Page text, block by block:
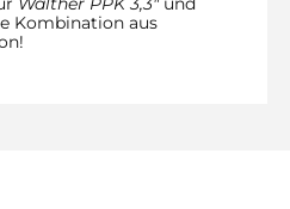
Kombination aus